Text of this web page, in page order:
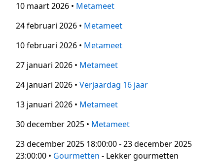
10 maart 2026 • Metameet
24 februari 2026 • Metameet
10 februari 2026 • Metameet
27 januari 2026 • Metameet
24 januari 2026 • Verjaardag 16 jaar
13 januari 2026 • Metameet
30 december 2025 • Metameet
23 december 2025 18:00:00 - 23 december 2025
23:00:00 • Gourmetten - Lekker gourmetten